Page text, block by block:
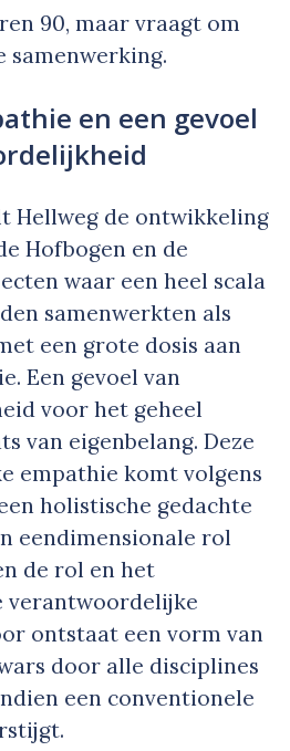
90, maar vraagt om
samenwerking.
en een gevoel
Hellweg de ontwikkeling
Hofbogen en de
waar een heel scala
samenwerkten als
een grote dosis aan
Een gevoel van
voor het geheel
van eigenbelang. Deze
empathie komt volgens
holistische gedachte
eendimensionale rol
de rol en het
verantwoordelijke
ontstaat een vorm van
door alle disciplines
een conventionele